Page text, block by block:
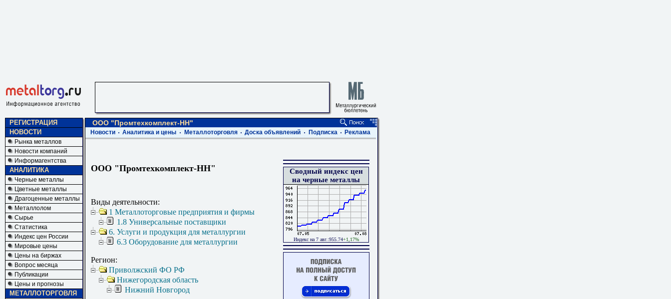
РЕГИСТРАЦИЯ
НОВОСТИ
Рынка металлов
Новости компаний
Информагентства
АНАЛИТИКА
Черные металлы
Цветные металлы
Драгоценные металлы
Металлолом
Сырье
Статистика
Индекс цен России
Мировые цены
Цены на биржах
Вопрос месяца
Публикации
Цены и прогнозы
МЕТАЛЛОТОРГОВЛЯ
ООО "Промтехкомплект-НН"
Новости Аналитика и цены Металлоторговля Доска объявлений Подписка Реклама
ООО "Промтехкомплект-НН"
Виды деятельности:
1 Металлоторговые предприятия и фирмы
1.8 Универсальные поставщики
6. Услуги и продукция для металлургии
6.3 Оборудование для металлургии
Регион:
Приволжский ФО РФ
Нижегородская область
Нижний Новгород
Сводный индекс цен
на черные металлы
Индекс на 7 авг.:955.74+1,17%